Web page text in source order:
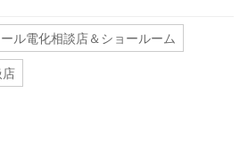
ル電化相談店＆ショールーム
店